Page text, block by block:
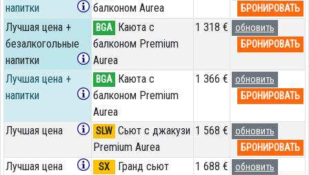
напитки
балконом Aurea
БРОНИРОВАТЬ
Лучшая цена +
безалкогольные
напитки
BGA Каюта с
балконом Premium
Aurea
1 318 €
обновить
БРОНИРОВАТЬ
Лучшая цена +
напитки
BGA Каюта с
балконом Premium
Aurea
1 366 €
обновить
БРОНИРОВАТЬ
Лучшая цена SLW Сьют с джакузи
Premium Aurea
1 568 €
обновить
БРОНИРОВАТЬ
Лучшая цена SX
Гранд сьют
1 688 €
обновить